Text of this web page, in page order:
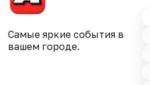
Самые яркие события в
вашем городе.